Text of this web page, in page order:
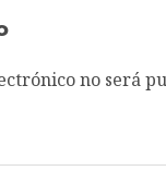
no será